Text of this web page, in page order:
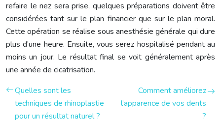
refaire le nez sera prise, quelques préparations doivent être
considérées tant sur le plan financier que sur le plan moral.
Cette opération se réalise sous anesthésie générale qui dure
plus d’une heure. Ensuite, vous serez hospitalisé pendant au
moins un jour. Le résultat final se voit généralement après
une année de cicatrisation.
Quelles sont les
techniques de rhinoplastie
pour un résultat naturel ?
Comment améliorez
l’apparence de vos dents
?